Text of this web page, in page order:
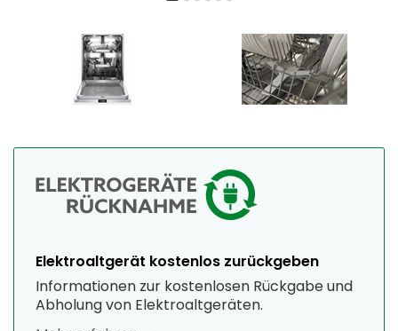
Elektroaltgerät kostenlos zurückgeben
Informationen zur kostenlosen Rückgabe und
Abholung von Elektroaltgeräten.